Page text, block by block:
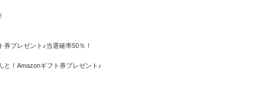
プレゼント♪当選確率50％！
と！Amazonギフト券プレゼント♪